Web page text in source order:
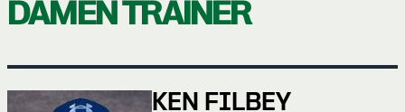
DAMEN TRAINER
KEN FILBEY